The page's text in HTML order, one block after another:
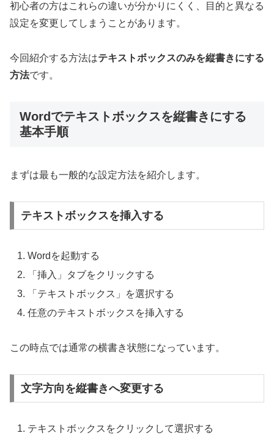
初心者の方はこれらの違いが分かりにくく、目的と異なる
設定を変更してしまうことがあります。
今回紹介する方法はテキストボックスのみを縦書きにする
方法です。
Wordでテキストボックスを縦書きにする
基本手順
まずは最も一般的な設定方法を紹介します。
テキストボックスを挿入する
Wordを起動する
「挿入」タブをクリックする
「テキストボックス」を選択する
任意のテキストボックスを挿入する
この時点では通常の横書き状態になっています。
文字方向を縦書きへ変更する
テキストボックスをクリックして選択する